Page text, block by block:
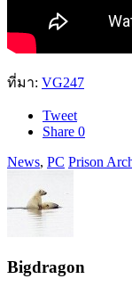
ที่มา: VG247
Tweet
Share 0
News, PC Prison
Bigdragon